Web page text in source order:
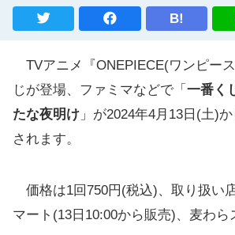
B!
TVアニメ『ONEPIECE(ワンピー
じが登場、ファミマなどで「 一番く
たな夜明け 」が2024年4月13日(土)
されます。
価格は1回750円(税込)、取り扱い
マート(13日10:00から販売)、麦わら